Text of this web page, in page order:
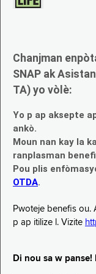
Chanjman
SNAP ak
TA) yo vòlè:
Yo p ap aksepte
ankò.
Moun nan kay la
ranplasman
Pou plis
OTDA.
Pwoteje benefis ou.
p ap itilize l. Vizite
Di nou sa w panse!